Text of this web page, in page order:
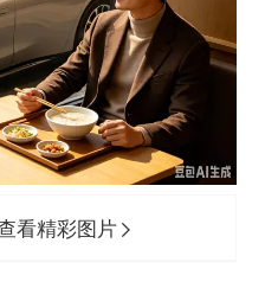
看精彩图片